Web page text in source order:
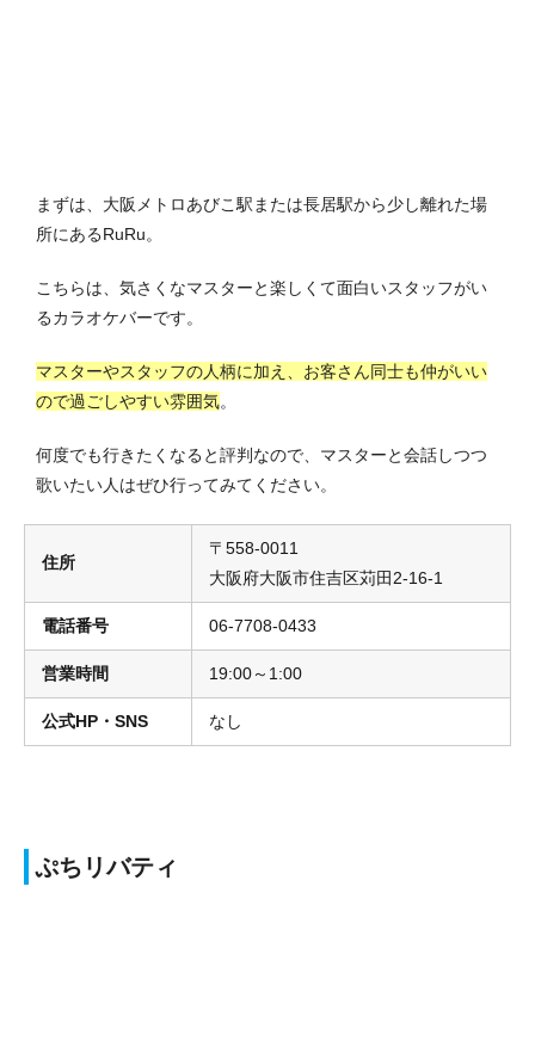
まずは、大阪メトロあびこ駅または長居駅から少し離れた場
所にあるRuRu。
こちらは、気さくなマスターと楽しくて面白いスタッフがい
るカラオケバーです。
マスターやスタッフの人柄に加え、お客さん同士も仲がいい
ので過ごしやすい雰囲気。
何度でも行きたくなると評判なので、マスターと会話しつつ
歌いたい人はぜひ行ってみてください。
住所
〒558-0011
大阪府大阪市住吉区苅田2-16-1
電話番号 06-7708-0433
営業時間 19:00～1:00
公式HP・SNS なし
ぷちリバティ